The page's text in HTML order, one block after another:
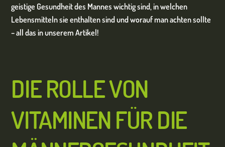
geistige Gesundheit des Mannes wichtig sind, in welchen
Lebensmitteln sie enthalten sind und worauf man achten sollte
– all das in unserem Artikel!
DIE ROLLE VON
VITAMINEN FÜR DIE